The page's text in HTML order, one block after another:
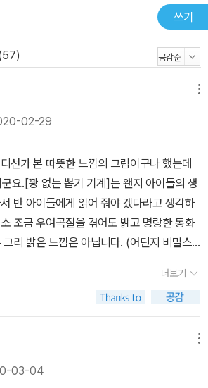
쓰기
02-29
선가 본 따뜻한 느낌의 그림이구나 했는데
요.[꽝 없는 뽑기 기계]는 왠지 아이들의 생
반 아이들에게 읽어 줘야 겠다라고 생각하
조금 우여곡절을 겪어도 밝고 명랑한 동화
리 밝은 느낌은 아닙니다. (어딘지 비밀스
에서 자꾸만 냄새가 나는것 같아서' '미술 치
게 뭔가 고민이 있는가보구나.라고 생각을
나온 물건들은 우리가 생각하는 1등과는 거
1등보다 더 중요한 물건들이 아닌가 싶다.
한 날 밝은 모습으로 맞아준 것, 스스로 치과
가 한 걸음 더 걸어나왔음이 느껴진다. 직
더보기
03-04